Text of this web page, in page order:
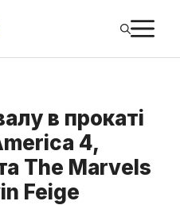
в прокаті
4,
The Marvels
Feige